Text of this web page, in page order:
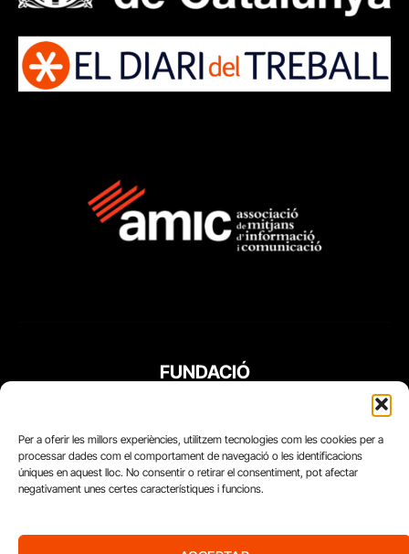
Per a oferir les millors experiències, utilitzem tecnologies com les cookies per a
processar dades com el comportament de navegació o les identificacions
úniques en aquest lloc. No consentir o retirar el consentiment, pot afectar
negativament unes certes característiques i funcions.
FUNDACIÓ